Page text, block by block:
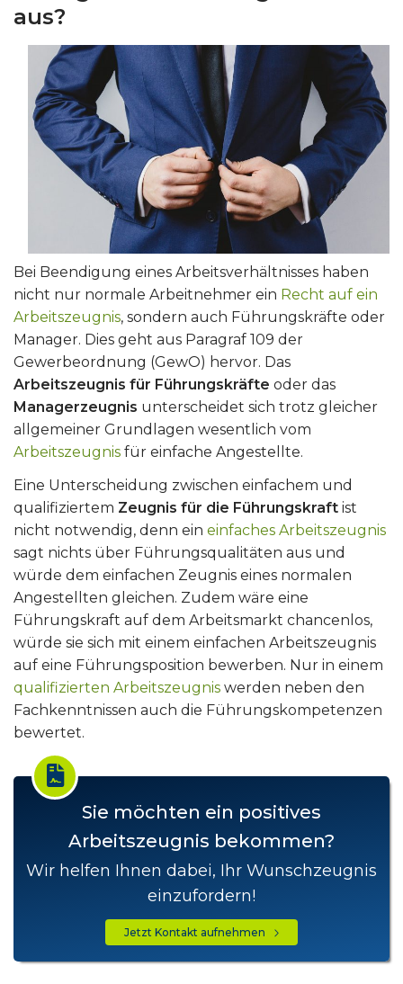
aus?
Bei Beendigung eines Arbeitsverhältnisses haben
nicht nur normale Arbeitnehmer ein Recht auf ein
Arbeitszeugnis, sondern auch Führungskräfte oder
Manager. Dies geht aus Paragraf 109 der
Gewerbeordnung (GewO) hervor. Das
Arbeitszeugnis für Führungskräfte oder das
Managerzeugnis unterscheidet sich trotz gleicher
allgemeiner Grundlagen wesentlich vom
Arbeitszeugnis für einfache Angestellte.
Eine Unterscheidung zwischen einfachem und
qualifiziertem Zeugnis für die Führungskraft ist
nicht notwendig, denn ein einfaches Arbeitszeugnis
sagt nichts über Führungsqualitäten aus und
würde dem einfachen Zeugnis eines normalen
Angestellten gleichen. Zudem wäre eine
Führungskraft auf dem Arbeitsmarkt chancenlos,
würde sie sich mit einem einfachen Arbeitszeugnis
auf eine Führungsposition bewerben. Nur in einem
qualifizierten Arbeitszeugnis werden neben den
Fachkenntnissen auch die Führungskompetenzen
bewertet.
Sie möchten ein positives
Arbeitszeugnis bekommen?
Wir helfen Ihnen dabei, Ihr Wunschzeugnis
einzufordern!
Jetzt Kontakt aufnehmen